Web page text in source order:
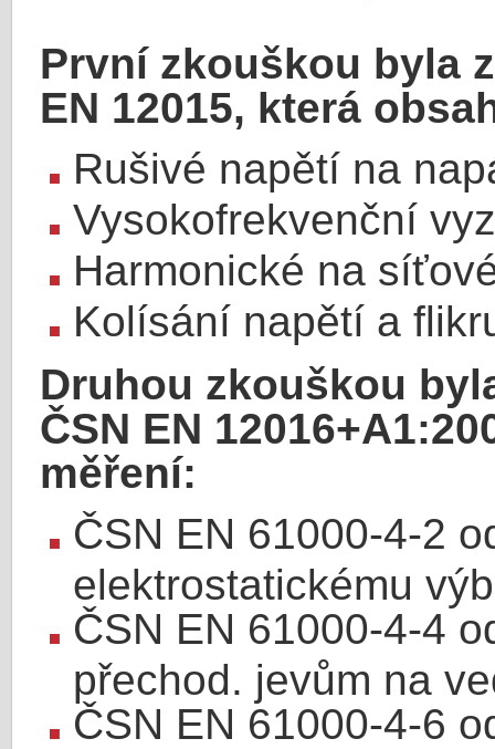
První zkouškou byla
EN 12015, která
Rušivé napětí na
Vysokofrekvenční
Harmonické na
Kolísání napětí a
Druhou zkouškou
ČSN EN
měření:
ČSN EN 61000-4-2
elektrostatickému
ČSN EN 61000-4-4
přechod. jevům na
ČSN EN 61000-4-6